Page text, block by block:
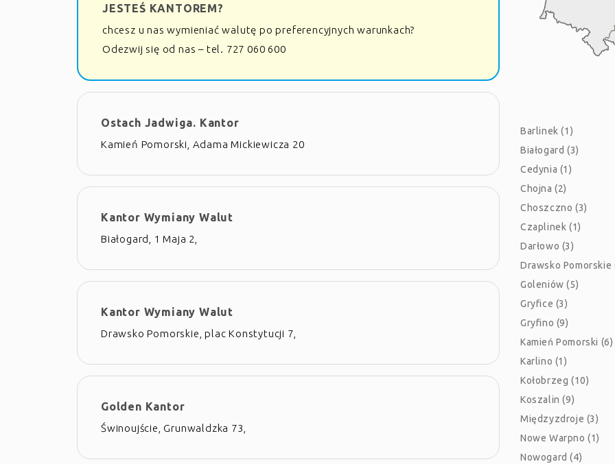
JESTEŚ KANTOREM?
chcesz u nas wymieniać walutę po preferencyjnych warunkach?
Odezwij się od nas – tel. 727 060 600
Ostach Jadwiga. Kantor
Kamień Pomorski, Adama Mickiewicza 20
Kantor Wymiany Walut
Białogard, 1 Maja 2,
Kantor Wymiany Walut
Drawsko Pomorskie, plac Konstytucji 7,
Golden Kantor
Świnoujście, Grunwaldzka 73,
Barlinek (1)
Białogard (3)
Cedynia (1)
Chojna (2)
Choszczno (3)
Czaplinek (1)
Darłowo (3)
Drawsko Pomorskie
Goleniów (5)
Gryfice (3)
Gryfino (9)
Kamień Pomorski (6)
Karlino (1)
Kołobrzeg (10)
Koszalin (9)
Międzyzdroje (3)
Nowe Warpno (1)
Nowogard (4)